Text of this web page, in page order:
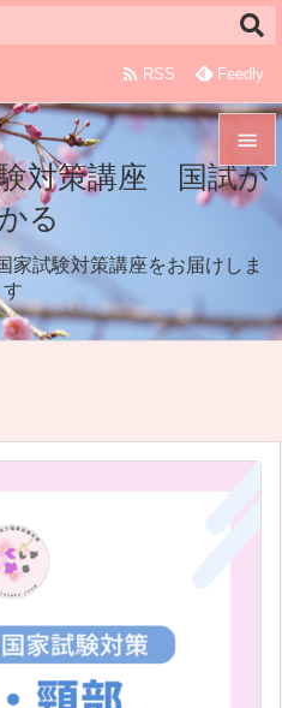
対策講座 国試が
る
家試験対策講座をお届けしま
す





 RSS Feedly